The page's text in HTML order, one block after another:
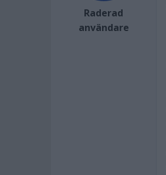
Raderad
användare